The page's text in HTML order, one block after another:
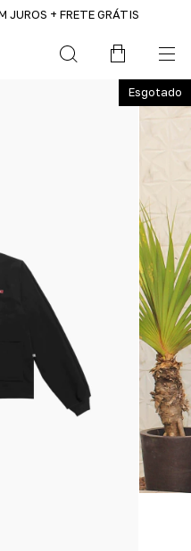
JUROS + FRETE GRÁTIS
Esgotado